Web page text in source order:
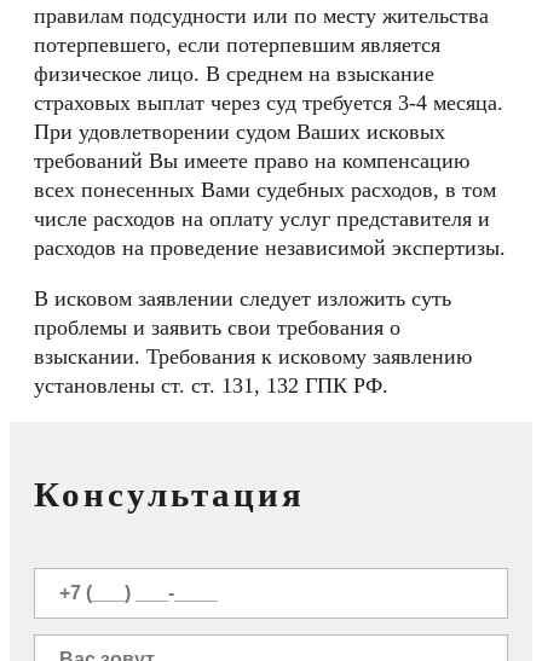
правилам подсудности или по месту жительства
потерпевшего, если потерпевшим является
физическое лицо. В среднем на взыскание
страховых выплат через суд требуется 3-4 месяца.
При удовлетворении судом Ваших исковых
требований Вы имеете право на компенсацию
всех понесенных Вами судебных расходов, в том
числе расходов на оплату услуг представителя и
расходов на проведение независимой экспертизы.
В исковом заявлении следует изложить суть
проблемы и заявить свои требования о
взыскании. Требования к исковому заявлению
установлены ст. ст. 131, 132 ГПК РФ.
Консультация